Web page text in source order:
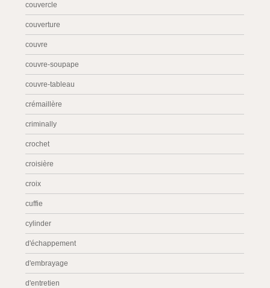
couvercle
couverture
couvre
couvre-soupape
couvre-tableau
crémaillère
criminally
crochet
croisière
croix
cuffie
cylinder
d'échappement
d'embrayage
d'entretien